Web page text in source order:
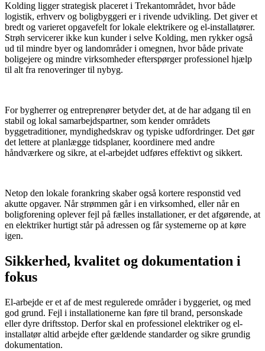
Kolding ligger strategisk placeret i Trekantområdet, hvor både
logistik, erhverv og boligbyggeri er i rivende udvikling. Det giver et
bredt og varieret opgavefelt for lokale elektrikere og el-installatører.
Strøh servicerer ikke kun kunder i selve Kolding, men rykker også
ud til mindre byer og landområder i omegnen, hvor både private
boligejere og mindre virksomheder efterspørger professionel hjælp
til alt fra renoveringer til nybyg.
For bygherrer og entreprenører betyder det, at de har adgang til en
stabil og lokal samarbejdspartner, som kender områdets
byggetraditioner, myndighedskrav og typiske udfordringer. Det gør
det lettere at planlægge tidsplaner, koordinere med andre
håndværkere og sikre, at el-arbejdet udføres effektivt og sikkert.
Netop den lokale forankring skaber også kortere responstid ved
akutte opgaver. Når strømmen går i en virksomhed, eller når en
boligforening oplever fejl på fælles installationer, er det afgørende, at
en elektriker hurtigt står på adressen og får systemerne op at køre
igen.
Sikkerhed, kvalitet og dokumentation i
fokus
El-arbejde er et af de mest regulerede områder i byggeriet, og med
god grund. Fejl i installationerne kan føre til brand, personskade
eller dyre driftsstop. Derfor skal en professionel elektriker og el-
installatør altid arbejde efter gældende standarder og sikre grundig
dokumentation.